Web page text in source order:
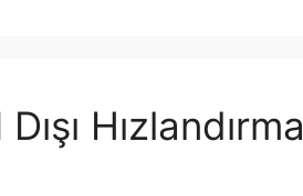
Hızlandırma